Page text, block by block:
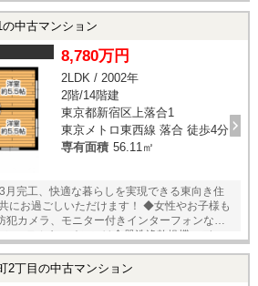
全室交換 ●フロアタイル新規貼替 ●床補修
完工予定）
中古マンション
8,780万円
2LDK / 2002年
2階/14階建
東京都新宿区上落合1
東京メトロ東西線 落合 徒歩4分
専有面積 56.11㎡
完工、快適な暮らしを実現できる東向き住
犯カメラ、モニター付きインターフォンなど
れる床暖房がリビングだけでなくキッチン
2丁目の中古マンション